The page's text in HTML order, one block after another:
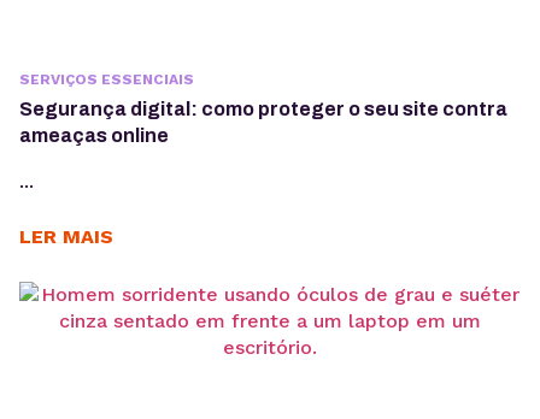
SERVIÇOS ESSENCIAIS
Segurança digital: como proteger o seu site contra
ameaças online
...
LER MAIS